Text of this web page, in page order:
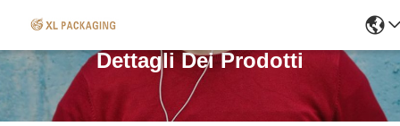
Dettagli Dei Prodotti